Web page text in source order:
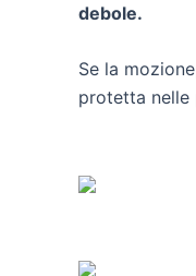
debole.
Se la
protetta nelle